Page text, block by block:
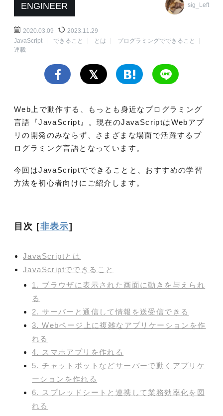
ENGINEER sig_Left
2020.03.09
2023.11.29
JavaScript
できること とは
プログラミングでできること
連載
Web上で動作する、もっとも身近なプログラミング
言語『JavaScript』。現在のJavaScriptはWebアプ
リの開発のみならず、さまざまな場面で活躍するプ
ログラミング言語となっています。
今回はJavaScriptでできることと、おすすめの学習
方法を初心者向けにご紹介します。
目次 [非表示]
JavaScriptとは
JavaScriptでできること
1. ブラウザに表示された画面に動きを与えられ
る
2. サーバーと通信して情報を送受信できる
3. Webページ上に複雑なアプリケーションを作
れる
4. スマホアプリを作れる
5. チャットボットなどサーバーで動くアプリケ
ーションを作れる
6. スプレッドシートと連携して業務効率化を図
れる